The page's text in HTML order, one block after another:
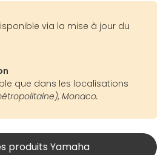
via la mise à jour du
que dans les localisations
Monaco.
produits Yamaha